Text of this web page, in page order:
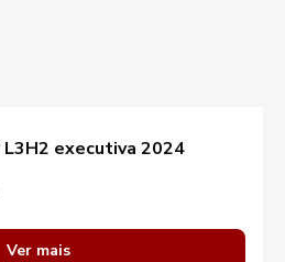
executiva 2024
Ver mais